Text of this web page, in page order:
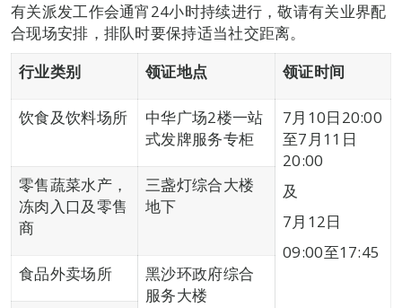
有关派发工作会通宵24小时持续进行，敬请有关业界配
合现场安排，排队时要保持适当社交距离。
行业类别
领证地点 领证时间
饮食及饮料场所
中华广场2楼一站
式发牌服务专柜
7月10日20:00
至7月11日
20:00
及
7月12日
09:00至17:45
零售蔬菜水产，
冻肉入口及零售
商
三盏灯综合大楼
地下
食品外卖场所
黑沙环政府综合
服务大楼